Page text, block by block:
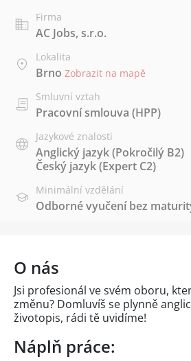
Firma
AC Jobs, s.r.o.
Lokalita
Brno Zobrazit na mapě
Smluvní vztah
Pracovní smlouva (HPP)
Jazykové znalosti
Anglický jazyk(Pokročilý B2)
Český jazyk(Expert C2)
Minimální vzdělání
Odborné vyučení bez
O nás
Jsi profesionál ve svém oboru,
změnu? Domluvíš se plynně
životopis, rádi tě uvidíme!
Náplň práce: